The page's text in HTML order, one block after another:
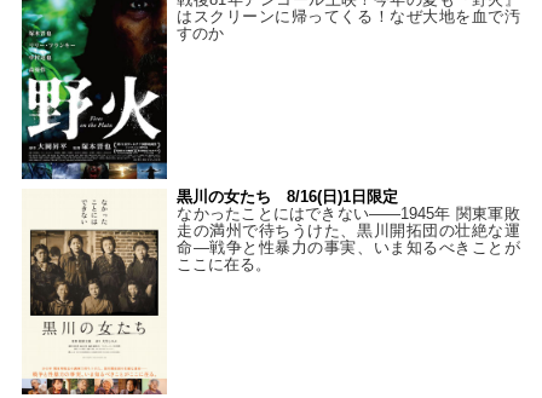
はスクリーンに帰ってくる！なぜ大地を血で汚
すのか
黒川の女たち 8/16(日)1日限定
なかったことにはできない——1945年 関東軍敗
走の満州で待ちうけた、黒川開拓団の壮絶な運
命―戦争と性暴力の事実、いま知るべきことが
ここに在る。